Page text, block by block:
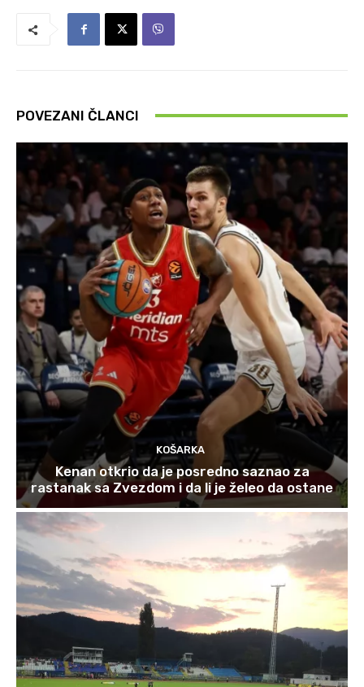
POVEZANI ČLANCI
KOŠARKA
Kenan otkrio da je posredno saznao za
rastanak sa Zvezdom i da li je želeo da ostane